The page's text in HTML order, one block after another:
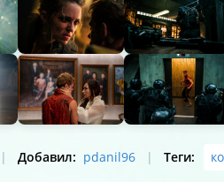
| Добавил: pdanil96 | Теги: